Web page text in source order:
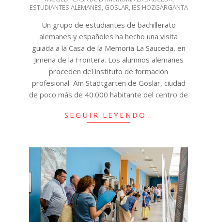
16
ESTUDIANTES ALEMANES GOSLAR IES HOZGARGANTA
Un grupo de estudiantes de bachillerato
alemanes y españoles ha hecho una visita
guiada a la Casa de la Memoria La Sauceda, en
Jimena de la Frontera. Los alumnos alemanes
proceden del instituto de formación
profesional Am Stadtgarten de Goslar, ciudad
de poco más de 40.000 habitante del centro de
SEGUIR LEYENDO…